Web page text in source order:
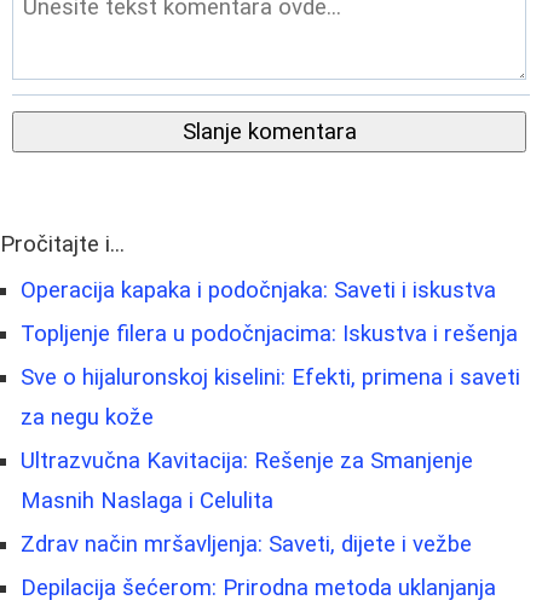
Slanje komentara
Pročitajte i...
Operacija kapaka i podočnjaka: Saveti i iskustva
Topljenje filera u podočnjacima: Iskustva i rešenja
Sve o hijaluronskoj kiselini: Efekti, primena i saveti
za negu kože
Ultrazvučna Kavitacija: Rešenje za Smanjenje
Masnih Naslaga i Celulita
Zdrav način mršavljenja: Saveti, dijete i vežbe
Depilacija šećerom: Prirodna metoda uklanjanja